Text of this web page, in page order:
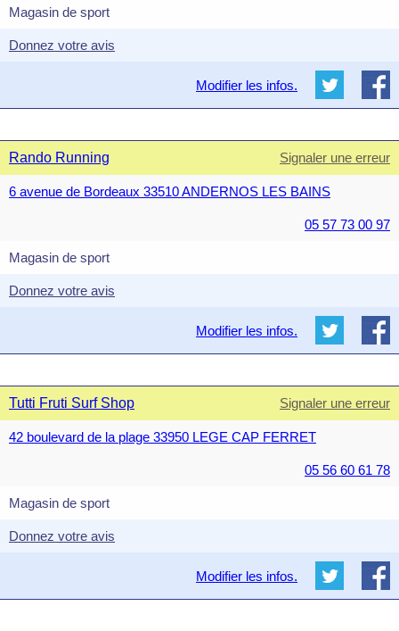
Magasin de sport
Donnez votre avis
Modifier les infos.
Rando Running Signaler une erreur
6 avenue de Bordeaux 33510 ANDERNOS LES BAINS
05 57 73 00 97
Magasin de sport
Donnez votre avis
Modifier les infos.
Tutti Fruti Surf Shop Signaler une erreur
42 boulevard de la plage 33950 LEGE CAP FERRET
05 56 60 61 78
Magasin de sport
Donnez votre avis
Modifier les infos.